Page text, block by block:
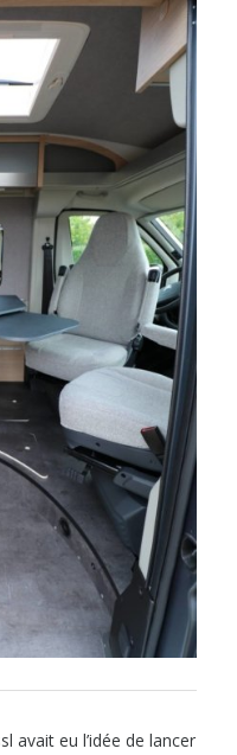
avait eu l’idée de lancer